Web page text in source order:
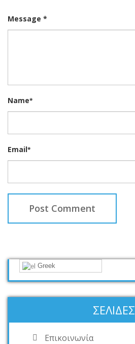
Message *
Name*
Email*
Greek
ΣΕΛΊΔΕΣ
Επικοινωνία